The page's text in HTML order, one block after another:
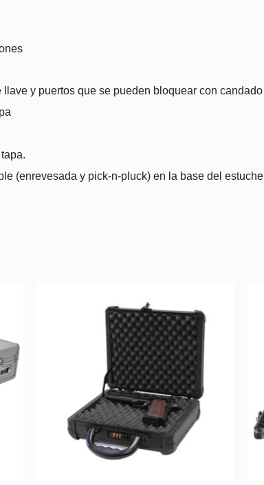
y puertos que se pueden bloquear con candado
(enrevesada y pick-n-pluck) en la base del estuche